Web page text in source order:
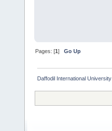
Pages: [1]Go Up
Daffodil International University